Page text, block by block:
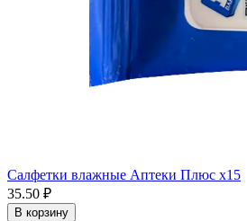
Салфетки влажные Аптеки Плюс x15
35.50 ₽
В корзину